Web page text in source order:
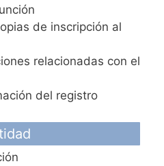
de inscripción al
relacionadas con el
del registro